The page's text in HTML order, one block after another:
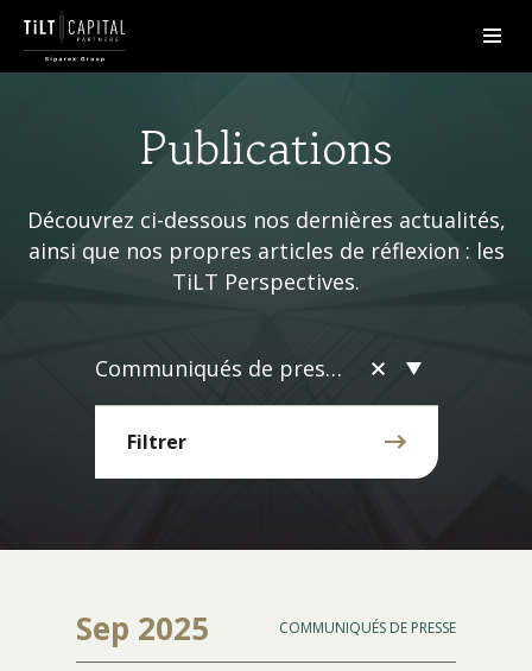
Publications
Découvrez ci-dessous nos dernières actualités,
ainsi que nos propres articles de réflexion : les
TiLT Perspectives.
Communiqués de presse
Filtrer
Sep 2025 COMMUNIQUÉS DE PRESSE